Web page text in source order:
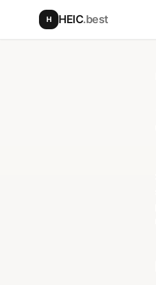
Vai al contenuto principale
H HEIC.best